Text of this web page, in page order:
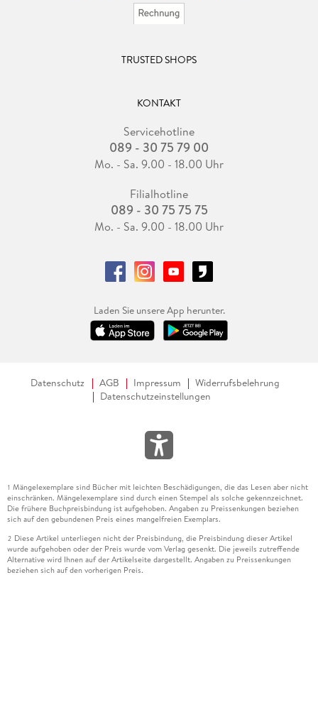
TRUSTED SHOPS
KONTAKT
Servicehotline
089 - 30 75 79 00
Mo. - Sa. 9.00 - 18.00 Uhr
Filialhotline
089 - 30 75 75 75
Mo. - Sa. 9.00 - 18.00 Uhr
Laden Sie unsere App herunter.
Datenschutz AGB Impressum
Widerrufsbelehrung
Datenschutzeinstellungen
1 Mängelexemplare sind Bücher mit leichten Beschädigungen, die das Lesen aber nicht
einschränken. Mängelexemplare sind durch einen Stempel als solche gekennzeichnet.
Die frühere Buchpreisbindung ist aufgehoben. Angaben zu Preissenkungen beziehen
sich auf den gebundenen Preis eines mangelfreien Exemplars.
2 Diese Artikel unterliegen nicht der Preisbindung, die Preisbindung dieser Artikel
wurde aufgehoben oder der Preis wurde vom Verlag gesenkt. Die jeweils zutreffende
Alternative wird Ihnen auf der Artikelseite dargestellt. Angaben zu Preissenkungen
beziehen sich auf den vorherigen Preis.